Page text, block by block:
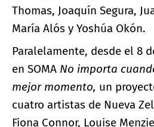
Thomas, Joaquín Segura,
María Alós y Yoshúa Okón.
Paralelamente, desde el 8
en SOMA No importa
mejor momento, un
cuatro artistas de Nueva
Fiona Connor, Louise